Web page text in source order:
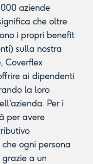
aziende
che oltre
i propri benefit
sulla nostra
Coverflex
ai dipendenti
la loro
Per i
per avere
ogni persona
grazie a un